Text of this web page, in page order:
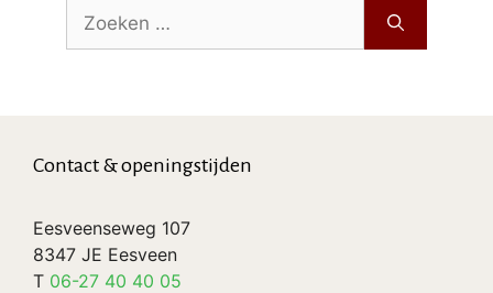
naar:
Contact & openingstijden
Eesveenseweg 107
8347 JE Eesveen
T 06-27 40 40 05